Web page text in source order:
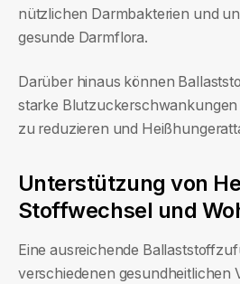
nützlichen Darmbakterien und
gesunde Darmflora.
Darüber hinaus können
starke
zu reduzieren und
Unterstützung von
Stoffwechsel und
Eine ausreichende
verschiedenen gesundheitlichen